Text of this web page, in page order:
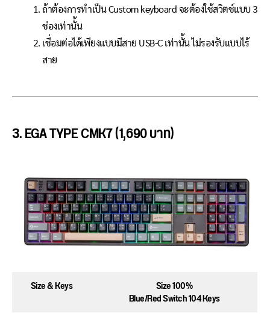
ถ้าต้องการทำเป็น Custom keyboard จะต้องใช้สวิตช์แบบ 3
ช่องเท่านั้น
เชื่อมต่อได้เพียงแบบมีสาย USB-C เท่านั้น ไม่รองรับแบบไร้
สาย
3. EGA TYPE CMK7 (1,690 บาท)
Size & Keys Size 100%
Blue/Red Switch 104 Keys